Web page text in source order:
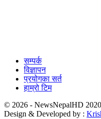
सम्पर्क
विज्ञापन
प्रयोगका सर्त
हाम्रो टिम
© 2026 - NewsNepalHD
Design & Developed by :